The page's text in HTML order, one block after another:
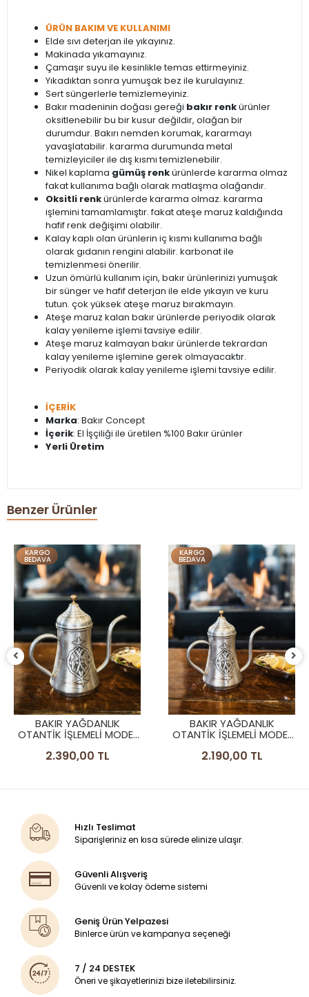
ÜRÜN BAKIM VE KULLANIMI
Elde sıvı deterjan ile yıkayınız.
Makinada yıkamayınız.
Çamaşır suyu ile kesinlikle temas ettirmeyiniz.
Yıkadıktan sonra yumuşak bez ile kurulayınız.
Sert süngerlerle temizlemeyiniz.
Bakır madeninin doğası gereği bakır renkürünler
oksitlenebilir bu bir kusur değildir, olağan bir
durumdur. Bakırı nemden korumak, kararmayı
yavaşlatabilir. kararma durumunda metal
temizleyiciler ile dış kısmı temizlenebilir.
Nikel kaplama gümüş renkürünlerde kararma olmaz
fakat kullanıma bağlı olarak matlaşma olağandır.
Oksitli renkürünlerde kararma olmaz. kararma
işlemini tamamlamıştır. fakat ateşe maruz kaldığında
hafif renk değişimi olabilir.
Kalay kaplı olan ürünlerin iç kısmı kullanıma bağlı
olarak gıdanın rengini alabilir. karbonat ile
temizlenmesi önerilir.
Uzun ömürlü kullanım için, bakır ürünlerinizi yumuşak
bir sünger ve hafif deterjan ile elde yıkayın ve kuru
tutun. çok yüksek ateşe maruz bırakmayın.
Ateşe maruz kalan bakır ürünlerde periyodik olarak
kalay yenileme işlemi tavsiye edilir.
Ateşe maruz kalmayan bakır ürünlerde tekrardan
kalay yenileme işlemine gerek olmayacaktır.
Periyodik olarak kalay yenileme işlemi tavsiye edilir.
İÇERİK
Marka: Bakır Concept
İçerik: El İşçiliği ile üretilen %100 Bakır ürünler
Yerli Üretim
Benzer Ürünler
KARGO
BEDAVA
BAKIR YAĞDANLIK
OTANTİK İŞLEMELİ MODEL
GÜMÜŞ RENK NO:2
2.390,00 TL
KARGO
BEDAVA
BAKIR YAĞDANLIK
OTANTİK İŞLEMELİ MODEL
GÜMÜŞ RENK NO:1
2.190,00 TL
Hızlı Teslimat
Siparişleriniz en kısa sürede elinize ulaşır.
Güvenli Alışveriş
Güvenli ve kolay ödeme sistemi
Geniş Ürün Yelpazesi
Binlerce ürün ve kampanya seçeneği
7 / 24 DESTEK
Öneri ve şikayetlerinizi bize iletebilirsiniz.